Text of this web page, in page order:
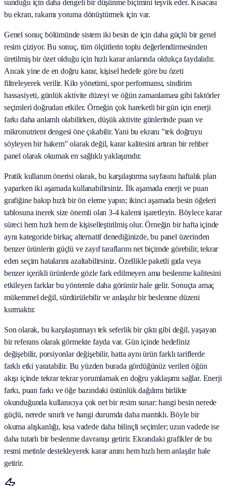
sunduğu için daha dengeli bir düşünme biçimini teşvik eder. Kısacası
bu ekran, rakamı yoruma dönüştürmek için var.
Genel sonuç bölümünde sistem iki besin de için daha güçlü bir genel
resim çiziyor. Bu sonuç, tüm ölçütlerin toplu değerlendirmesinden
üretilmiş bir özet olduğu için hızlı karar anlarında oldukça faydalıdır.
Ancak yine de en doğru karar, kişisel hedefe göre bu özeti
filtreleyerek verilir. Kilo yönetimi, spor performansı, sindirim
hassasiyeti, günlük aktivite düzeyi ve öğün zamanlaması gibi faktörler
seçimleri doğrudan etkiler. Örneğin çok hareketli bir gün için enerji
farkı daha anlamlı olabilirken, düşük aktivite günlerinde puan ve
mikronutrient dengesi öne çıkabilir. Yani bu ekranı "tek doğruyu
söyleyen bir hakem" olarak değil, karar kalitesini artıran bir rehber
panel olarak okumak en sağlıklı yaklaşımdır.
Pratik kullanım önerisi olarak, bu karşılaştırma sayfasını haftalık plan
yaparken iki aşamada kullanabilirsiniz. İlk aşamada enerji ve puan
grafiğine bakıp hızlı bir ön eleme yapın; ikinci aşamada besin öğeleri
tablosuna inerek size önemli olan 3-4 kalemi işaretleyin. Böylece karar
süreci hem hızlı hem de kişiselleştirilmiş olur. Örneğin bir hafta içinde
aynı kategoride birkaç alternatif denediğinizde, bu panel üzerinden
benzer ürünlerin güçlü ve zayıf taraflarını net biçimde görebilir, tekrar
eden seçim hatalarını azaltabilirsiniz. Özellikle paketli gıda veya
benzer içerikli ürünlerde gözle fark edilmeyen ama beslenme kalitesini
etkileyen farklar bu yöntemle daha görünür hale gelir. Sonuçta amaç
mükemmel değil, sürdürülebilir ve anlaşılır bir beslenme düzeni
kurmaktır.
Son olarak, bu karşılaştırmayı tek seferlik bir çıktı gibi değil, yaşayan
bir referans olarak görmekte fayda var. Gün içinde hedefiniz
değişebilir, porsiyonlar değişebilir, hatta aynı ürün farklı tariflerde
farklı etki yaratabilir. Bu yüzden burada gördüğünüz verileri öğün
akışı içinde tekrar tekrar yorumlamak en doğru yaklaşımı sağlar. Enerji
farkı, puan farkı ve öğe bazındaki üstünlük dağılımı birlikte
okunduğunda kullanıcıya çok net bir resim sunar: hangi besin nerede
güçlü, nerede sınırlı ve hangi durumda daha mantıklı. Böyle bir
okuma alışkanlığı, kısa vadede daha bilinçli seçimler; uzun vadede ise
daha tutarlı bir beslenme davranışı getirir. Ekrandaki grafikler de bu
resmi metinle destekleyerek karar anını hem hızlı hem anlaşılır hale
getirir.